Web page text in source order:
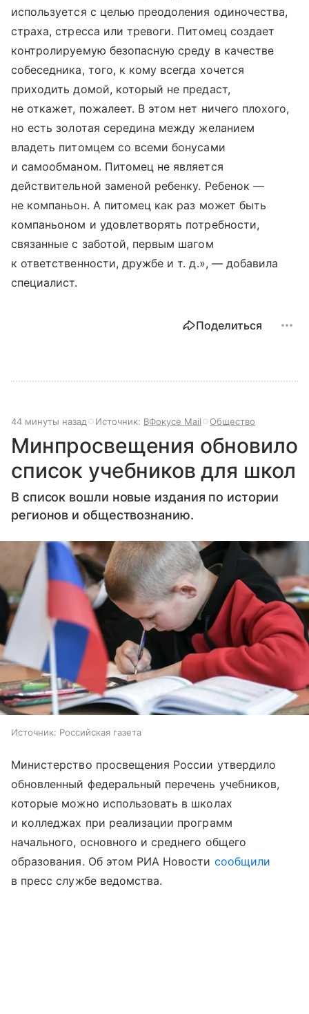
используется с целью преодоления одиночества,
страха, стресса или тревоги. Питомец создает
контролируемую безопасную среду в качестве
собеседника, того, к кому всегда хочется
приходить домой, который не предаст,
не откажет, пожалеет. В этом нет ничего плохого,
но есть золотая середина между желанием
владеть питомцем со всеми бонусами
и самообманом. Питомец не является
действительной заменой ребенку. Ребенок —
не компаньон. А питомец как раз может быть
компаньоном и удовлетворять потребности,
связанные с заботой, первым шагом
к ответственности, дружбе и т. д.», — добавила
специалист.
Поделиться
44 минуты назад Источник: ВФокусе Mail Общество
Минпросвещения обновило
список учебников для школ
В список вошли новые издания по истории
регионов и обществознанию.
Источник: Российская газета
Министерство просвещения России утвердило
обновленный федеральный перечень учебников,
которые можно использовать в школах
и колледжах при реализации программ
начального, основного и среднего общего
образования. Об этом РИА Новости сообщили
в пресс службе ведомства.